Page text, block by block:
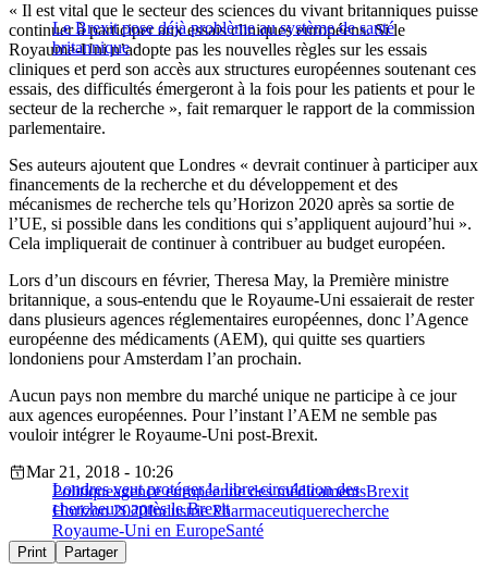
Le Brexit pose déjà problème au système de santé
britannique
« Il est vital que le secteur des sciences du vivant britanniques puisse
continuer à participer aux essais cliniques européens. Si le
Royaume-Uni n’adopte pas les nouvelles règles sur les essais
cliniques et perd son accès aux structures européennes soutenant ces
essais, des difficultés émergeront à la fois pour les patients et pour le
secteur de la recherche », fait remarquer le rapport de la commission
parlementaire.
Ses auteurs ajoutent que Londres « devrait continuer à participer aux
financements de la recherche et du développement et des
mécanismes de recherche tels qu’Horizon 2020 après sa sortie de
l’UE, si possible dans les conditions qui s’appliquent aujourd’hui ».
Cela impliquerait de continuer à contribuer au budget européen.
Lors d’un discours en février, Theresa May, la Première ministre
britannique, a sous-entendu que le Royaume-Uni essaierait de rester
dans plusieurs agences réglementaires européennes, donc l’Agence
européenne des médicaments (AEM), qui quitte ses quartiers
londoniens pour Amsterdam l’an prochain.
Aucun pays non membre du marché unique ne participe à ce jour
aux agences européennes. Pour l’instant l’AEM ne semble pas
vouloir intégrer le Royaume-Uni post-Brexit.
Londres veut protéger la libre-circulation des
chercheurs après le Brexit
Mar 21, 2018 - 10:26
Politiqueagence européenne des médicamentsBrexit
Horizon 2020Industrie Pharmaceutiquerecherche
Royaume-Uni en EuropeSanté
Print Partager